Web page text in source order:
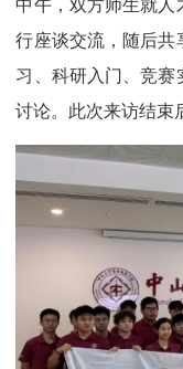
行座谈交流，随后共
习、科研入门、竞
讨论。此次来访结束